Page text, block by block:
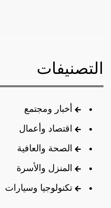
التصنيفات
أخبار ومجتمع
اقتصاد وأعمال
الصحة والعافية
المنزل والأسرة
تكنولوجيا وسيارات